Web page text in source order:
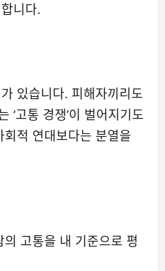
니다.
있습니다. 피해자끼리도
‘고통 경쟁’이 벌어지기도
적 연대보다는 분열을
고통을 내 기준으로 평